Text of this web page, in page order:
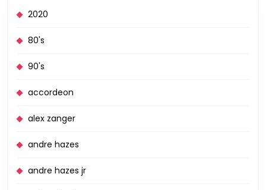
2020
80's
90's
accordeon
alex zanger
andre hazes
andre hazes jr